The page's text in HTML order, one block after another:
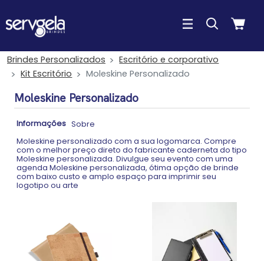
Brindes Personalizados
Escritório e corporativo
Kit Escritório
Moleskine Personalizado
Moleskine Personalizado
Informações Sobre
Moleskine personalizado com a sua logomarca. Compre
com o melhor preço direto do fabricante caderneta do tipo
Moleskine personalizada. Divulgue seu evento com uma
agenda Moleskine personalizada, ótima opção de brinde
com baixo custo e amplo espaço para imprimir seu
logotipo ou arte